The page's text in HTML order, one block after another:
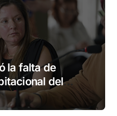
la falta de
del
deja afuera a
más de 20 años